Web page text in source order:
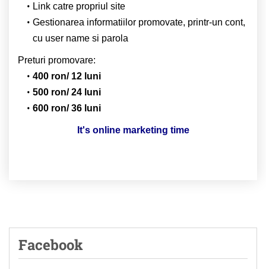
Link catre propriul site
Gestionarea informatiilor promovate, printr-un cont,
cu user name si parola
Preturi promovare:
400 ron/ 12 luni
500 ron/ 24 luni
600 ron/ 36 luni
It's online marketing time
Facebook